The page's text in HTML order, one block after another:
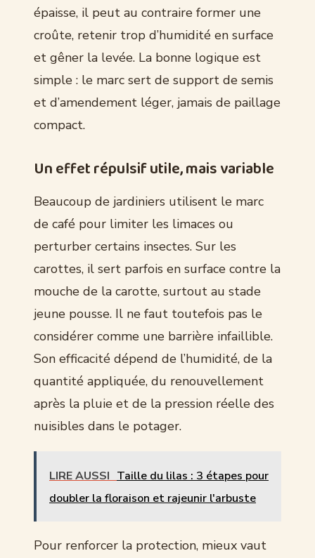
épaisse, il peut au contraire former une
croûte, retenir trop d’humidité en surface
et gêner la levée. La bonne logique est
simple : le marc sert de support de semis
et d’amendement léger, jamais de paillage
compact.
Un effet répulsif utile, mais variable
Beaucoup de jardiniers utilisent le marc
de café pour limiter les limaces ou
perturber certains insectes. Sur les
carottes, il sert parfois en surface contre la
mouche de la carotte, surtout au stade
jeune pousse. Il ne faut toutefois pas le
considérer comme une barrière infaillible.
Son efficacité dépend de l’humidité, de la
quantité appliquée, du renouvellement
après la pluie et de la pression réelle des
nuisibles dans le potager.
LIRE AUSSI Taille du lilas : 3 étapes pour
doubler la floraison et rajeunir l'arbuste
Pour renforcer la protection, mieux vaut